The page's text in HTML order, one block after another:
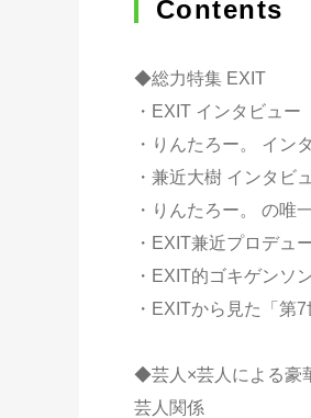
Contents
◆総力特集 EXIT
・EXIT インタビュー
・りんたろー。 イン
・兼近大樹 インタビ
・りんたろー。 の唯
・EXIT兼近プロデュ
・EXIT的ゴキゲンソ
・EXITから見た「第
◆芸人×芸人による豪
芸人関係